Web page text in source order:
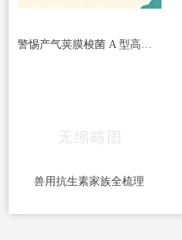
兽用抗生素家族全梳理